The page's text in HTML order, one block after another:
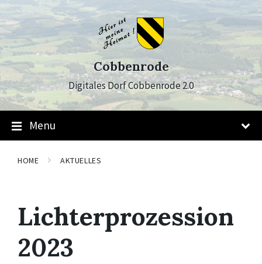
Skip
to
content
Skip
to
main
navigation
Skip
to
footer
Cobbenrode
Digitales Dorf Cobbenrode 2.0
Menu
HOME AKTUELLES
Lichterprozession
2023